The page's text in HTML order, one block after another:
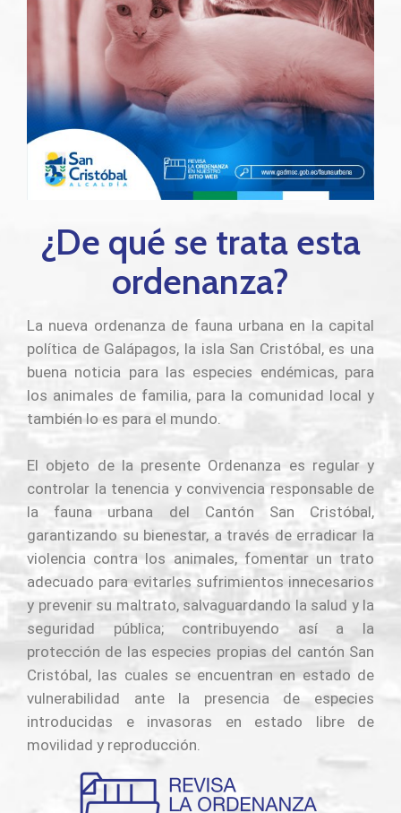
¿De qué se trata esta
ordenanza?
La nueva ordenanza de fauna urbana en la capital
política de Galápagos, la isla San Cristóbal, es una
buena noticia para las especies endémicas, para
los animales de familia, para la comunidad local y
también lo es para el mundo.
El objeto de la presente Ordenanza es regular y
controlar la tenencia y convivencia responsable de
la fauna urbana del Cantón San Cristóbal,
garantizando su bienestar, a través de erradicar la
violencia contra los animales, fomentar un trato
adecuado para evitarles sufrimientos innecesarios
y prevenir su maltrato, salvaguardando la salud y la
seguridad pública; contribuyendo así a la
protección de las especies propias del cantón San
Cristóbal, las cuales se encuentran en estado de
vulnerabilidad ante la presencia de especies
introducidas e invasoras en estado libre de
movilidad y reproducción.